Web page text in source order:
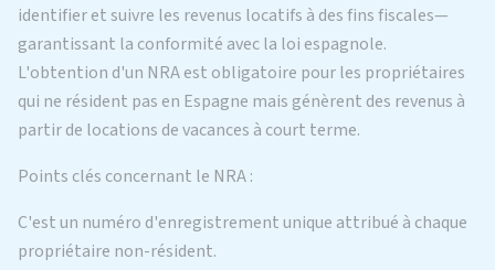
identifier et suivre les revenus locatifs à des fins fiscales—
garantissant la conformité avec la loi espagnole.
L'obtention d'un NRA est obligatoire pour les propriétaires
qui ne résident pas en Espagne mais génèrent des revenus à
partir de locations de vacances à court terme.
Points clés concernant le NRA :
C'est un numéro d'enregistrement unique attribué à chaque
propriétaire non-résident.